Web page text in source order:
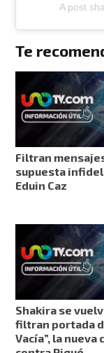
A post
Te
Filtran
supuesta
Eduin Caz
Shakira se
filtran portada
Vacía”, la nueva